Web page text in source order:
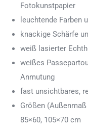
Fotokunstpapier
leuchtende Farben
knackige Schärfe
weiß lasierter
weißes
Anmutung
fast unsichtbares,
Größen
85×60, 105×70 cm